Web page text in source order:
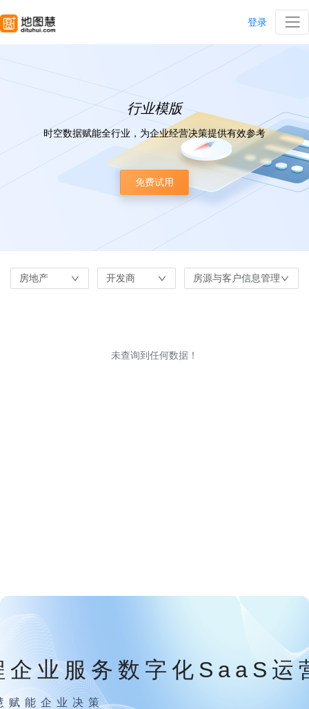
登录
行业模版
时空数据赋能全行业，为企业经营决策提供有效参考
免费试用
房地产 开发商 房源与客户信息管理
未查询到任何数据！
企业服务数字化SaaS运
赋能企业决策